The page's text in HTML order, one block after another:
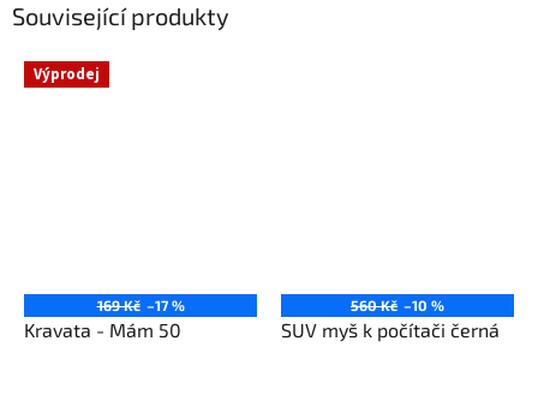
Související produkty
Výprodej
169 Kč –17 %
Kravata - Mám 50
560 Kč –10 %
SUV myš k počítači černá